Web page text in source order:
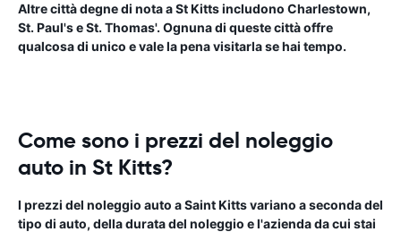
Altre città degne di nota a St Kitts includono Charlestown,
St. Paul's e St. Thomas'. Ognuna di queste città offre
qualcosa di unico e vale la pena visitarla se hai tempo.
Come sono i prezzi del noleggio
auto in St Kitts?
I prezzi del noleggio auto a Saint Kitts variano a seconda del
tipo di auto, della durata del noleggio e l'azienda da cui stai